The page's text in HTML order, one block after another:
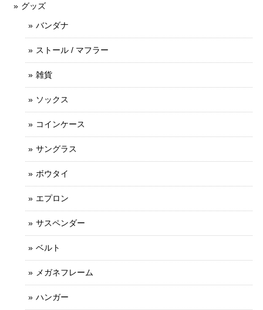
グッズ
バンダナ
ストール / マフラー
雑貨
ソックス
コインケース
サングラス
ボウタイ
エプロン
サスペンダー
ベルト
メガネフレーム
ハンガー